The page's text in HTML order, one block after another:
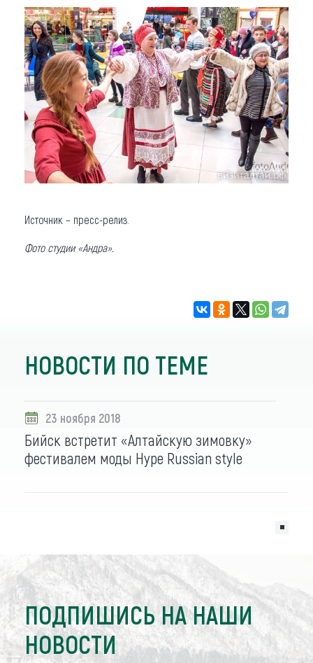
Источник – пресс-релиз.
Фото студии «Андра».
НОВОСТИ ПО ТЕМЕ
23 ноября 2018
Бийск встретит «Алтайскую зимовку»
фестивалем моды Hype Russian style
ПОДПИШИСЬ НА НАШИ
НОВОСТИ